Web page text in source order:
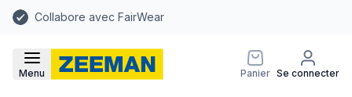
Collabore avec FairWear
Menu Panier Se connecter